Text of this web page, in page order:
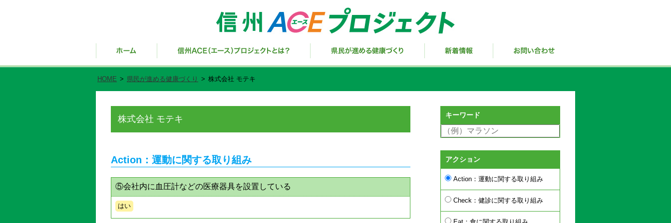
HOME > 県民が進める健康づくり > 株式会社 モテキ
株式会社 モテキ
Action：運動に関する取り組み
⑤会社内に血圧計などの医療器具を設置している
はい
キーワード
アクション
Action：運動に関する取り組み
Check：健診に関する取り組み